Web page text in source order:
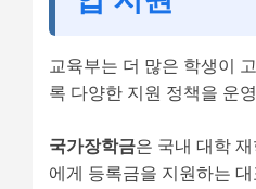
교육부는 더 많은 학생이
록 다양한 지원 정책을 운
국가장학금은 국내 대학
에게 등록금을 지원하는